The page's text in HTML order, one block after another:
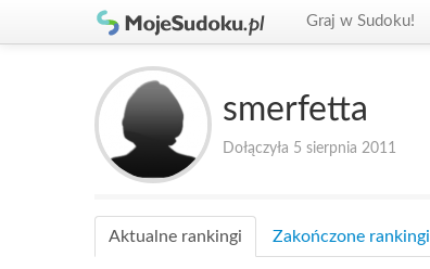
Graj w Sudoku!
smerfetta
Dołączyła 5 sierpnia 2011
Aktualne rankingi Zakończone rankingi